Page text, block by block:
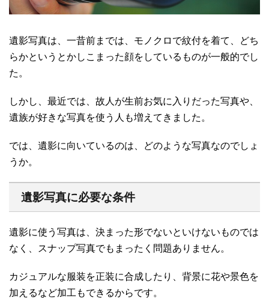
遺影写真は、一昔前までは、モノクロで紋付を着て、どち
らかというとかしこまった顔をしているものが一般的でし
た。
しかし、最近では、故人が生前お気に入りだった写真や、
遺族が好きな写真を使う人も増えてきました。
では、遺影に向いているのは、どのような写真なのでしょ
うか。
遺影写真に必要な条件
遺影に使う写真は、決まった形でないといけないものでは
なく、スナップ写真でもまったく問題ありません。
カジュアルな服装を正装に合成したり、背景に花や景色を
加えるなど加工もできるからです。